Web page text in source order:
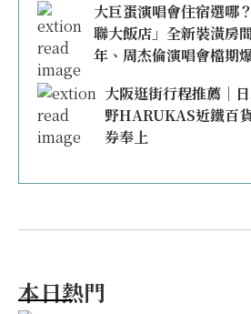
大巨蛋演唱會住宿選哪
聯大飯店」全新裝潢房
年、周杰倫演唱會檔期
大阪逛街行程推薦｜
野HARUKAS近鐵百
券奉上
本日熱門